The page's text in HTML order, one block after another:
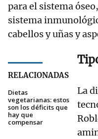
para el sistema
sistema
cabellos y uñas y
RELACIONADAS
Dietas
vegetarianas: estos
son los déficits que
hay que
compensar
La